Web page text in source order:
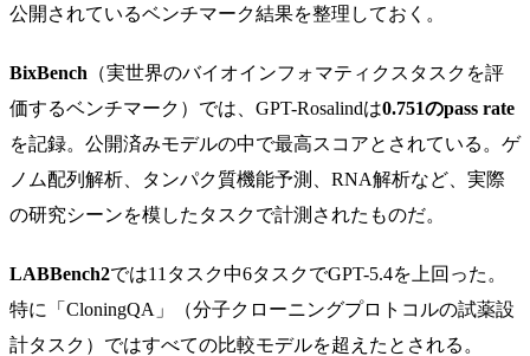
公開されているベンチマーク結果を整理しておく。
BixBench （実世界のバイオインフォマティクスタスクを評
価するベンチマーク）では、GPT-Rosalindは0.751のpass rate
を記録。公開済みモデルの中で最高スコアとされている。ゲ
ノム配列解析、タンパク質機能予測、RNA解析など、実際
の研究シーンを模したタスクで計測されたものだ。
LABBench2では11タスク中6タスクでGPT-5.4を上回った。
特に「CloningQA」（分子クローニングプロトコルの試薬設
計タスク）ではすべての比較モデルを超えたとされる。